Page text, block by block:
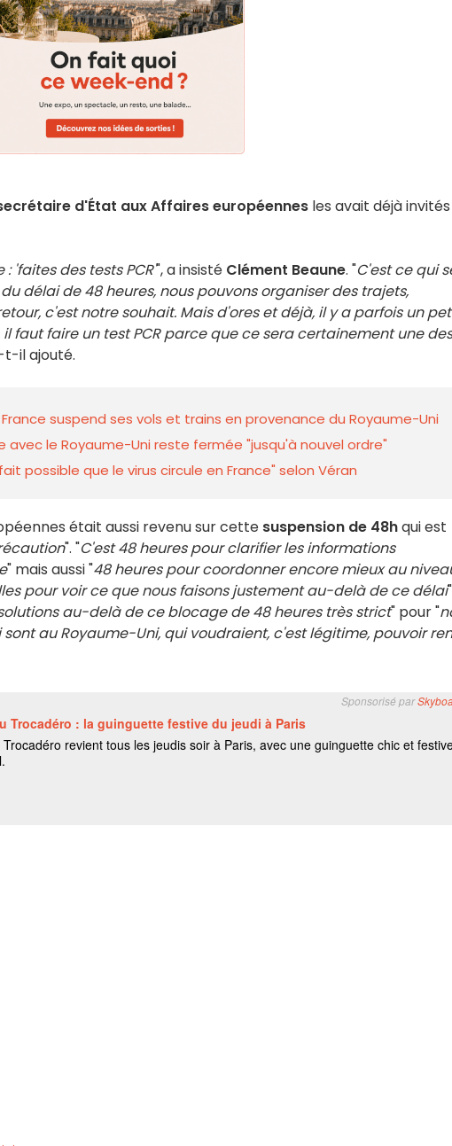
d'État aux Affaires européennes les avait déjà invités
'faites des tests PCR'", a insisté Clément Beaune. "C'est ce qui
délai de 48 heures, nous pouvons organiser des trajets,
c'est notre souhait. Mais d'ores et déjà, il y a parfois un
faut faire un test PCR parce que ce sera certainement une des
t-il ajouté.
suspend ses vols et trains en provenance du Royaume-Uni
avec le Royaume-Uni reste fermée "jusqu'à nouvel ordre"
possible que le virus circule en France" selon Véran
était aussi revenu sur cette suspension de 48hqui est
". "C'est 48 heures pour clarifier les informations
" mais aussi "48 heures pour coordonner encore mieux au
pour voir ce que nous faisons justement au-delà de ce délai
au-delà de ce blocage de 48 heures très strict" pour "
au Royaume-Uni, qui voudraient, c'est légitime, pouvoir